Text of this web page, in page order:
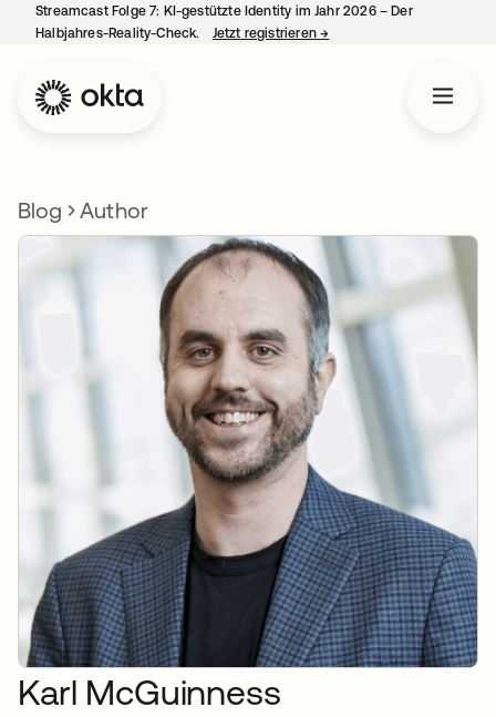
Streamcast Folge 7: KI-gestützte Identity im Jahr 2026 – Der
Halbjahres-Reality-Check.
Jetzt registrieren→
Blog Author
Karl McGuinness